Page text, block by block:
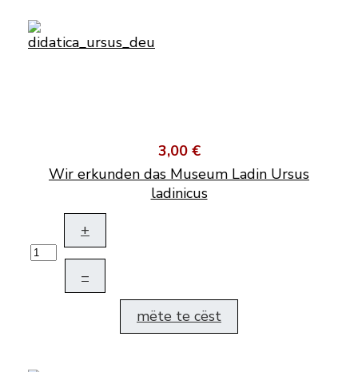
3,00 €
Wir erkunden das Museum Ladin Ursus
ladinicus
+
–
mëte te cëst